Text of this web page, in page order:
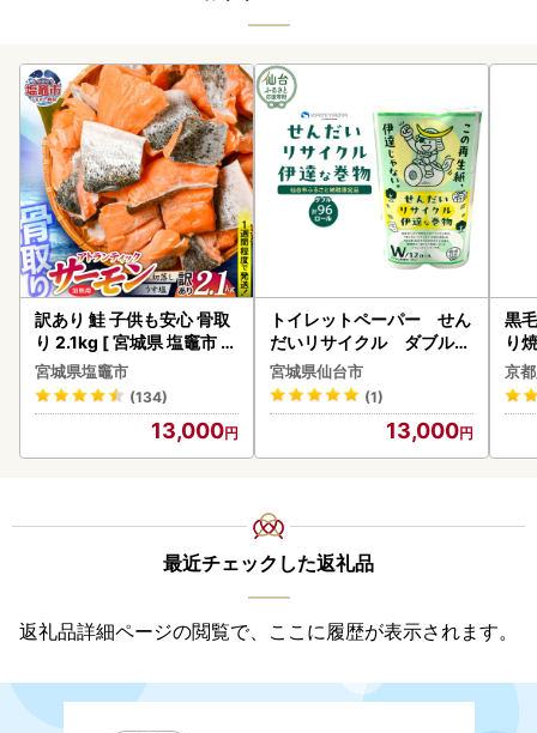
訳あり 鮭 子供も安心 骨取
り 2.1kg [ 宮城県 塩竈市 ]
鮭
宮城県塩竈市
(134)
13,000
トイレットペーパー せん
だいリサイクル ダブル9
6ロール｜トイレット
宮城県仙台市
(1)
13,000
黒
り
京
最近チェックした返礼品
返礼品詳細ページの閲覧で、ここに履歴が表示されます。